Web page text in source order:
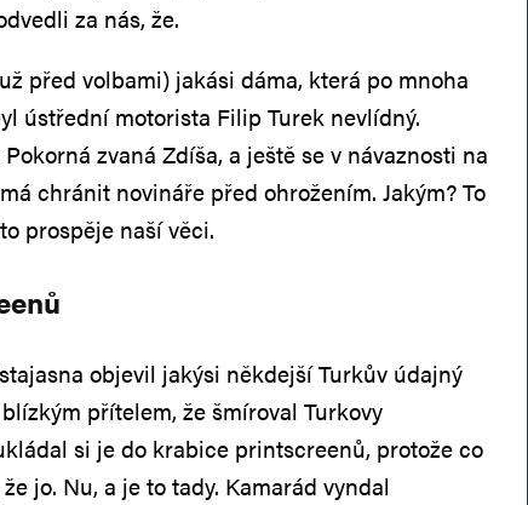
za nás, že.
před volbami) jakási dáma, která po mnoha
ústřední motorista Filip Turek nevlídný.
zvaná Zdíša, a ještě se v návaznosti na
chránit novináře před ohrožením. Jakým? To
prospěje naší věci.
objevil jakýsi někdejší Turkův údajný
přítelem, že šmíroval Turkovy
si je do krabice printscreenů, protože co
jo. Nu, a je to tady. Kamarád vyndal